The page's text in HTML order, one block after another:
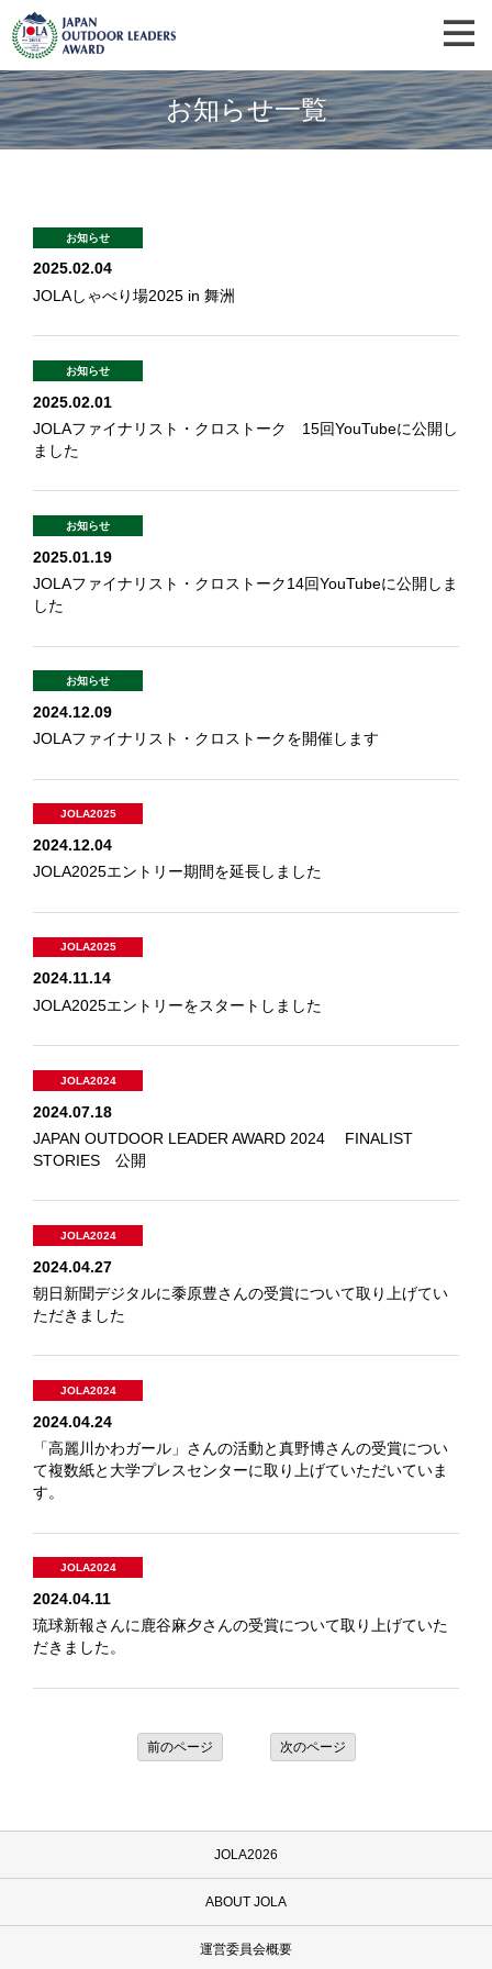
お知らせ一覧
お知らせ
2025.02.04
JOLAしゃべり場2025 in 舞洲
お知らせ
2025.02.01
JOLAファイナリスト・クロストーク 15回YouTubeに公開し
ました
お知らせ
2025.01.19
JOLAファイナリスト・クロストーク14回YouTubeに公開しま
した
お知らせ
2024.12.09
JOLAファイナリスト・クロストークを開催します
JOLA2025
2024.12.04
JOLA2025エントリー期間を延長しました
JOLA2025
2024.11.14
JOLA2025エントリーをスタートしました
JOLA2024
2024.07.18
JAPAN OUTDOOR LEADER AWARD 2024 FINALIST
STORIES 公開
JOLA2024
2024.04.27
朝日新聞デジタルに黍原豊さんの受賞について取り上げてい
ただきました
JOLA2024
2024.04.24
「高麗川かわガール」さんの活動と真野博さんの受賞につい
て複数紙と大学プレスセンターに取り上げていただいていま
す。
JOLA2024
2024.04.11
琉球新報さんに鹿谷麻夕さんの受賞について取り上げていた
だきました。
前のページ 次のページ
JOLA2026
ABOUT JOLA
運営委員会概要